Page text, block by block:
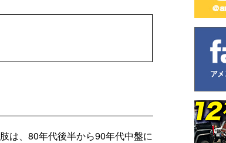
は、80年代後半から90年代中盤に